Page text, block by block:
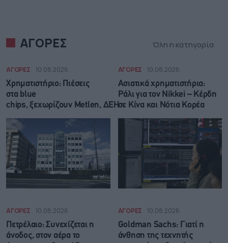
ΑΓΟΡΕΣ Όλη η κατηγορία
ΑΓΟΡΕΣ 10.08.2026
Χρηματιστήριο: Πιέσεις
στα blue
chips, ξεχωρίζουν Metlen, ΔΕΗ
ΑΓΟΡΕΣ 10.08.2026
Ασιατικά χρηματιστήρια:
Ράλι για τον Nikkei – Κέρδη
σε Κίνα και Νότια Κορέα
ΑΓΟΡΕΣ 10.08.2026
Πετρέλαιο: Συνεχίζεται η
άνοδος, στον αέρα το
ΑΓΟΡΕΣ 10.08.2026
Goldman Sachs: Γιατί η
άνθηση της τεχνητής